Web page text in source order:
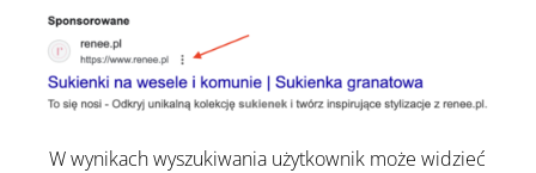
W wynikach wyszukiwania użytkownik może widzieć